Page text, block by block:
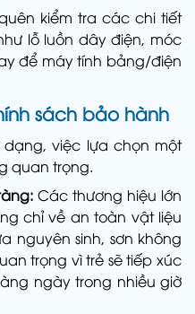
kiểm tra các chi tiết
lỗ luồn dây điện, móc
để máy tính bảng/điện
sách bảo hành
việc lựa chọn một
quan trọng.
Các thương hiệu lớn
chỉ về an toàn vật liệu
nguyên sinh, sơn không
trọng vì trẻ sẽ tiếp xúc
ngày trong nhiều giờ